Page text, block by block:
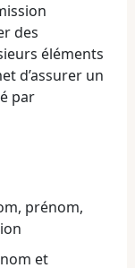
des
éléments
d’assurer un
par
prénom,
et